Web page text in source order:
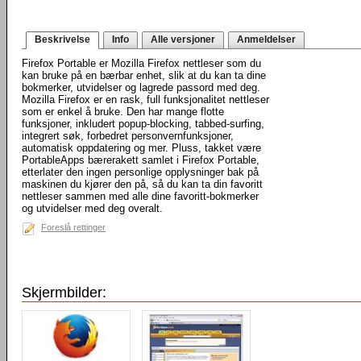
Beskrivelse Info Alle versjoner Anmeldelser
Firefox Portable er Mozilla Firefox nettleser som du
kan bruke på en bærbar enhet, slik at du kan ta dine
bokmerker, utvidelser og lagrede passord med deg.
Mozilla Firefox er en rask, full funksjonalitet nettleser
som er enkel å bruke. Den har mange flotte
funksjoner, inkludert popup-blocking, tabbed-surfing,
integrert søk, forbedret personvernfunksjoner,
automatisk oppdatering og mer. Pluss, takket være
PortableApps bærerakett samlet i Firefox Portable,
etterlater den ingen personlige opplysninger bak på
maskinen du kjører den på, så du kan ta din favoritt
nettleser sammen med alle dine favoritt-bokmerker
og utvidelser med deg overalt.
Foreslå rettinger
Skjermbilder: